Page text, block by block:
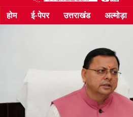
होम ई-पेपर उत्तराखंड अल्मोड़ा